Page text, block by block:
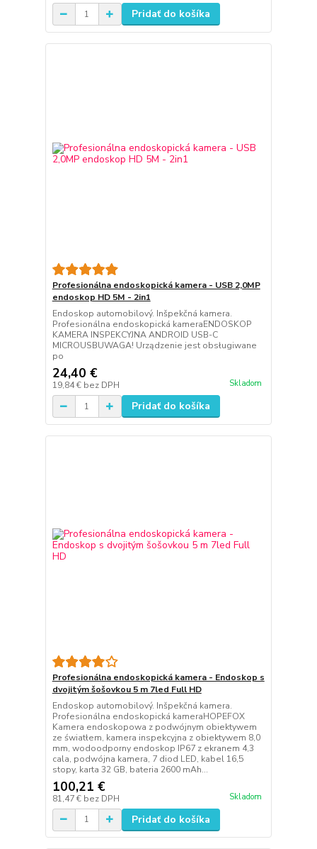
Pridať do košíka
Profesionálna endoskopická kamera - USB 2,0MP
endoskop HD 5M - 2in1
Endoskop automobilový. Inšpekčná kamera.
Profesionálna endoskopická kameraENDOSKOP
KAMERA INSPEKCYJNA ANDROID USB-C
MICROUSBUWAGA! Urządzenie jest obsługiwane
po
24,40 €
19,84 € bez DPH Skladom
Pridať do košíka
Profesionálna endoskopická kamera - Endoskop s
dvojitým šošovkou 5 m 7led Full HD
Endoskop automobilový. Inšpekčná kamera.
Profesionálna endoskopická kameraHOPEFOX
Kamera endoskopowa z podwójnym obiektywem
ze światłem, kamera inspekcyjna z obiektywem 8,0
mm, wodoodporny endoskop IP67 z ekranem 4,3
cala, podwójna kamera, 7 diod LED, kabel 16,5
stopy, karta 32 GB, bateria 2600 mAh...
100,21 €
81,47 € bez DPH Skladom
Pridať do košíka